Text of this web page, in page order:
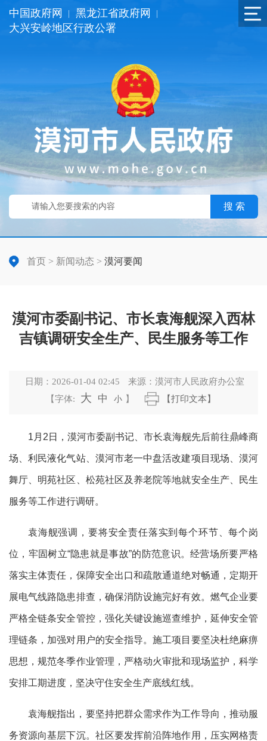
中国政府网 黑龙江省政府网
大兴安岭地区行政公署
搜 索
首页 > 新闻动态 > 漠河要闻
漠河市委副书记、市长袁海舰深入西林
吉镇调研安全生产、民生服务等工作
日期： 2026-01-04 02:45 来源： 漠河市人民政府办公室
【字体:
大 中 小 】 【打印文本】
1月 2 日，漠河市委副书记、市长袁海舰先后前往鼎峰商
场、利民液化气站、漠河市老一中盘活改建项目现场、漠河
舞厅、明苑社区、松苑社区及养老院等地就安全生产、民生
服务等工作进行调研。
袁海舰强调，要将安全责任落实到每个环节、每个岗
位，牢固树立“隐患就是事故”的防范意识。经营场所要严格
落实主体责任，保障安全出口和疏散通道绝对畅通，定期开
展电气线路隐患排查，确保消防设施完好有效。燃气企业要
严格全链条安全管控，强化关键设施巡查维护，延伸安全管
理链条，加强对用户的安全指导。施工项目要坚决杜绝麻痹
思想，规范冬季作业管理，严格动火审批和现场监护，科学
安排工期进度，坚决守住安全生产底线红线。
袁海舰指出，要坚持把群众需求作为工作导向，推动服
务资源向基层下沉。社区要发挥前沿阵地作用，压实网格责